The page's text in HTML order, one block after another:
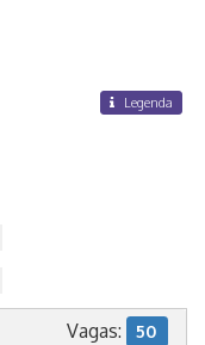
Legenda
Vagas: 50